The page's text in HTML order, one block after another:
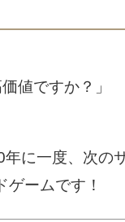
値ですか？」
年に一度、次の
ゲームです！